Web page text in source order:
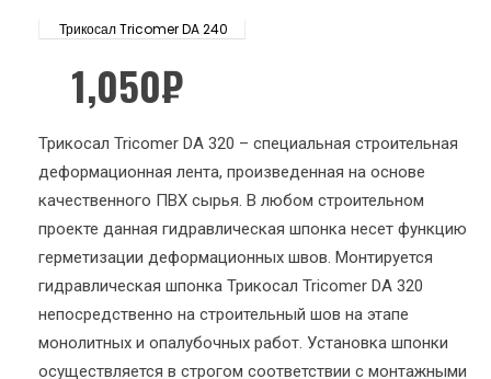
Трикосал Tricomer DA 240
1,050₽
Трикосал Tricomer DA 320 – специальная строительная
деформационная лента, произведенная на основе
качественного ПВХ сырья. В любом строительном
проекте данная гидравлическая шпонка несет функцию
герметизации деформационных швов. Монтируется
гидравлическая шпонка Трикосал Tricomer DA 320
непосредственно на строительный шов на этапе
монолитных и опалубочных работ. Установка шпонки
осуществляется в строгом соответствии с монтажными